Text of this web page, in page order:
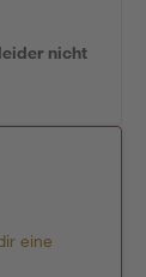
nicht
eine